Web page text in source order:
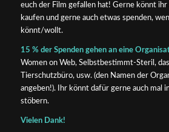
euch der Film gefallen hat! Gerne könnt ihr
kaufen und gerne auch etwas spenden,
könnt/wollt.
15 % der Spenden gehen an eine
Women on Web, Selbstbestimmt-Steril,
Tierschutzbüro, usw. (den Namen der
angeben!). Ihr könnt dafür gerne auch mal
stöbern.
Vielen Dank!